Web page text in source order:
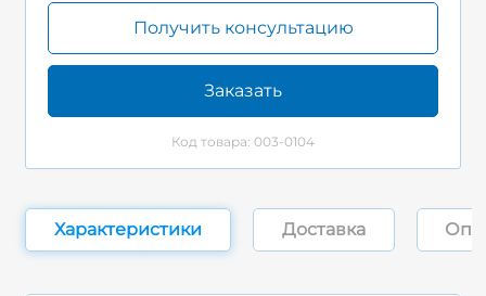
Получить консультацию
Заказать
Код товара: 003-0104
Характеристики Доставка